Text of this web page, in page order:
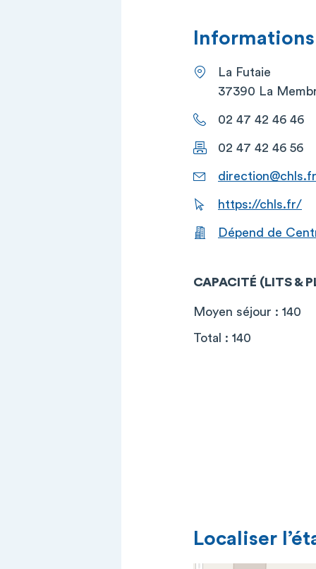
La Futaie
37390 La
02 47 42 46 46
02 47 42 46 56
direction@chls.fr
https://chls.fr/
Dépend de
CAPACITÉ (LITS &
Moyen séjour : 140
Total : 140
Localiser